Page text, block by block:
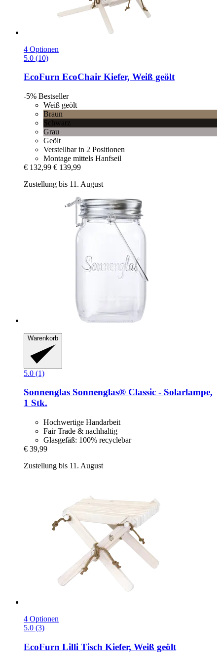
4 Optionen
5.0 (10)
EcoFurn EcoChair Kiefer, Weiß geölt
-5% Bestseller
Weiß geölt
Braun
Schwarz
Grau
Geölt
Verstellbar in 2 Positionen
Montage mittels Hanfseil
€ 132,99 € 139,99
Zustellung bis 11. August
Warenkorb
5.0 (1)
Sonnenglas Sonnenglas® Classic -​ Solarlampe,
1 Stk.
Hochwertige Handarbeit
Fair Trade & nachhaltig
Glasgefäß: 100% recyclebar
€ 39,99
Zustellung bis 11. August
4 Optionen
5.0 (3)
EcoFurn Lilli Tisch Kiefer, Weiß geölt